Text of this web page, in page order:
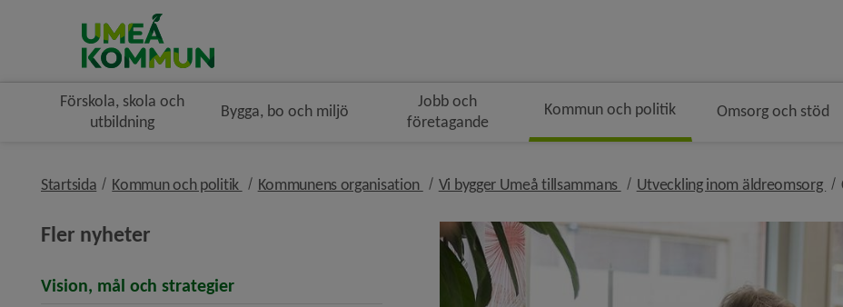
Förskola, skola och
utbildning
Bygga, bo och miljö
Jobb och
företagande
Kommun och politik Omsorg och stöd
Startsida Kommun och politik nivå i brödsmulenavigeringen
Kommunens organisation nivå i brödsmulenavigeringen
Vi bygger Umeå tillsammans nivå i brödsmulenavigeringen
Utveckling inom äldreomsorg
Fler nyheter
Vision, mål och strategier